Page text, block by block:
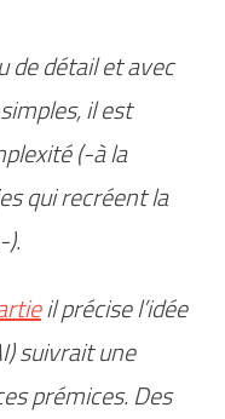
de détail et avec
il est
(-à la
qui recréent la
il précise l’idée
suivrait une
prémices. Des